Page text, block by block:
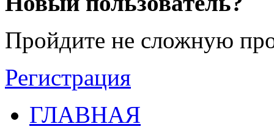
Пройдите не сложную
Регистрация
ГЛАВНАЯ